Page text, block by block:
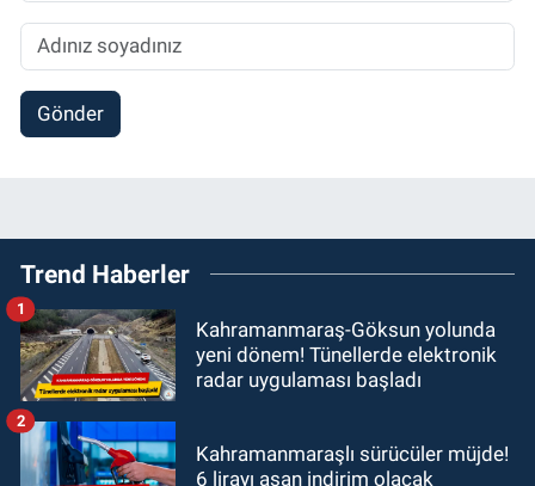
Gönder
Trend Haberler
Kahramanmaraş-Göksun yolunda
yeni dönem! Tünellerde elektronik
radar uygulaması başladı
1
Kahramanmaraşlı sürücüler müjde!
6 lirayı aşan indirim olacak
2